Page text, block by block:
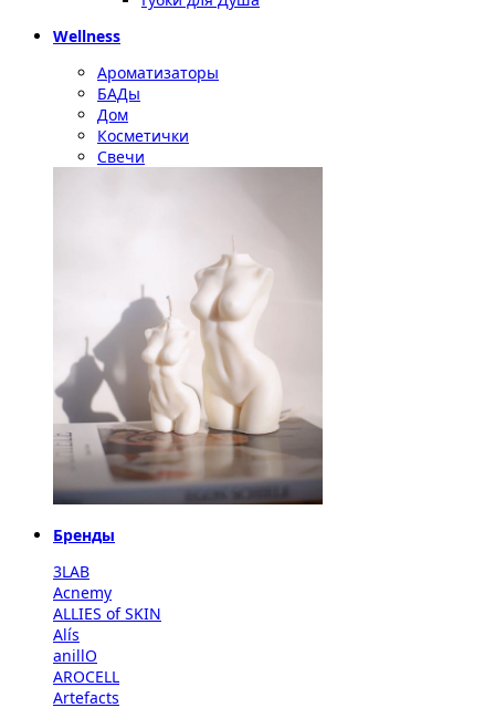
Wellness
Ароматизаторы
БАДы
Дом
Косметички
Свечи
Бренды
3LAB
Acnemy
ALLIES of SKIN
Alís
anillO
AROCELL
Artefacts